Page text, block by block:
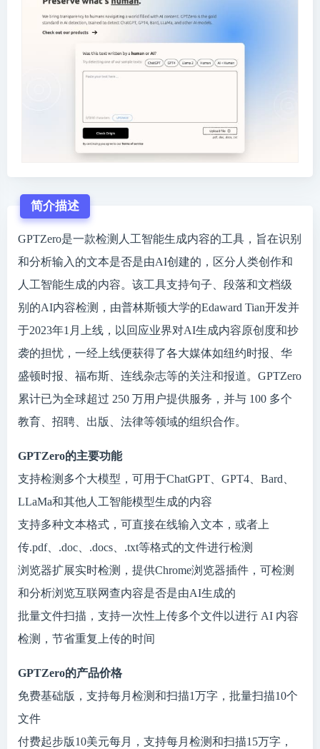
简介描述
GPTZero是一款检测人工智能生成内容的工具，旨在识别
和分析输入的文本是否是由AI创建的，区分人类创作和
人工智能生成的内容。该工具支持句子、段落和文档级
别的AI内容检测，由普林斯顿大学的Edaward Tian开发并
于2023年1月上线，以回应业界对AI生成内容原创度和抄
袭的担忧，一经上线便获得了各大媒体如纽约时报、华
盛顿时报、福布斯、连线杂志等的关注和报道。GPTZero
累计已为全球超过 250 万用户提供服务，并与 100 多个
教育、招聘、出版、法律等领域的组织合作。
GPTZero的主要功能
支持检测多个大模型，可用于ChatGPT、GPT4、Bard、
LLaMa和其他人工智能模型生成的内容
支持多种文本格式，可直接在线输入文本，或者上
传.pdf、.doc、.docs、.txt等格式的文件进行检测
浏览器扩展实时检测，提供Chrome浏览器插件，可检测
和分析浏览互联网查内容是否是由AI生成的
批量文件扫描，支持一次性上传多个文件以进行 AI 内容
检测，节省重复上传的时间
GPTZero的产品价格
免费基础版，支持每月检测和扫描1万字，批量扫描10个
文件
付费起步版10美元每月，支持每月检测和扫描15万字，